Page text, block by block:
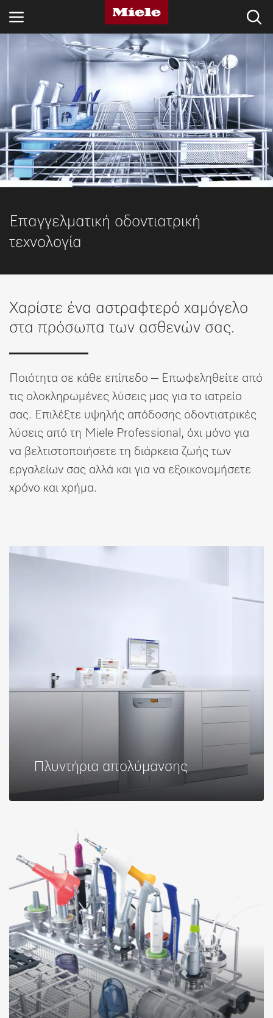
KNOWLEDGE HUB
ΠΡΟΪΌΝΤΑ
SHOP
SERVICE ΚΑΙ ΥΠΟΣΤΉΡΙΞΗ
ΟΙΚΙΑΚΟΊ ΠΕΛΆΤΕΣ
Επαγγελματική οδοντιατρική
τεχνολογία
Χαρίστε ένα αστραφτερό χαμόγελο
στα πρόσωπα των ασθενών σας.
Ποιότητα σε κάθε επίπεδο – Επωφεληθείτε από
τις ολοκληρωμένες λύσεις μας για το ιατρείο
σας. Επιλέξτε υψηλής απόδοσης οδοντιατρικές
λύσεις από τη Miele Professional, όχι μόνο για
να βελτιστοποιήσετε τη διάρκεια ζωής των
εργαλείων σας αλλά και για να εξοικονομήσετε
χρόνο και χρήμα.
​Πλυντήρια απολύμανσης